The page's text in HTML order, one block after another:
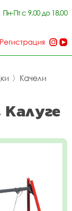
Пн-Пт с 9.00 до 18.00
Регистрация
〉 Качели